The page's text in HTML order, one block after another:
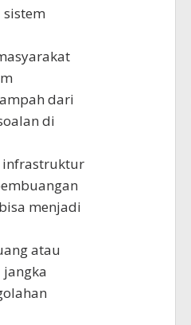
dari
di
infrastruktur
menjadi
atau